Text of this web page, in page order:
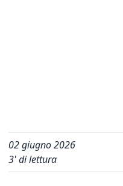
02 giugno 2026
3' di lettura